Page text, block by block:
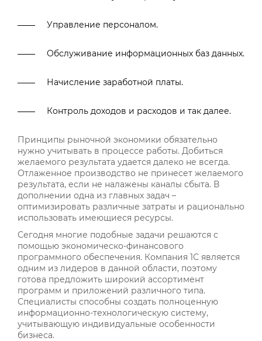
Управление персоналом.
Обслуживание информационных баз данных.
Начисление заработной платы.
Контроль доходов и расходов и так далее.
Принципы рыночной экономики обязательно
нужно учитывать в процессе работы. Добиться
желаемого результата удается далеко не всегда.
Отлаженное производство не принесет желаемого
результата, если не налажены каналы сбыта. В
дополнении одна из главных задач –
оптимизировать различные затраты и рационально
использовать имеющиеся ресурсы.
Сегодня многие подобные задачи решаются с
помощью экономическо-финансового
программного обеспечения. Компания 1С является
одним из лидеров в данной области, поэтому
готова предложить широкий ассортимент
программ и приложений различного типа.
Специалисты способны создать полноценную
информационно-технологическую систему,
учитывающую индивидуальные особенности
бизнеса.